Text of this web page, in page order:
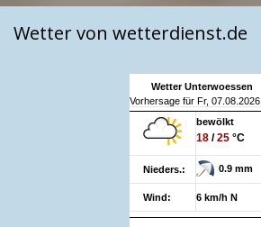
Wetter von wetterdienst.de
Wetter Unterwoessen
Vorhersage für Fr, 07.08.2026
bewölkt
18 /25 °C
Nieders.: 0.9 mm
Wind: 6 km/h N